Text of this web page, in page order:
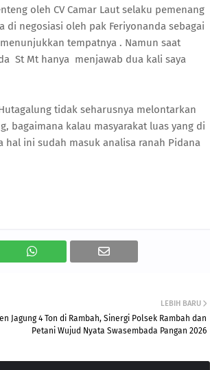
oleh CV Camar Laut selaku pemenang
negosiasi oleh pak Feriyonanda sebagai
tempatnya . Namun saat
St Mt hanya menjawab dua kali saya
tidak seharusnya melontarkan
bagaimana kalau masyarakat luas yang di
hal ini sudah masuk analisa ranah Pidana
LEBIH BARU
Jagung 4 Ton di Rambah, Sinergi Polsek Rambah dan
Petani Wujud Nyata Swasembada Pangan 2026